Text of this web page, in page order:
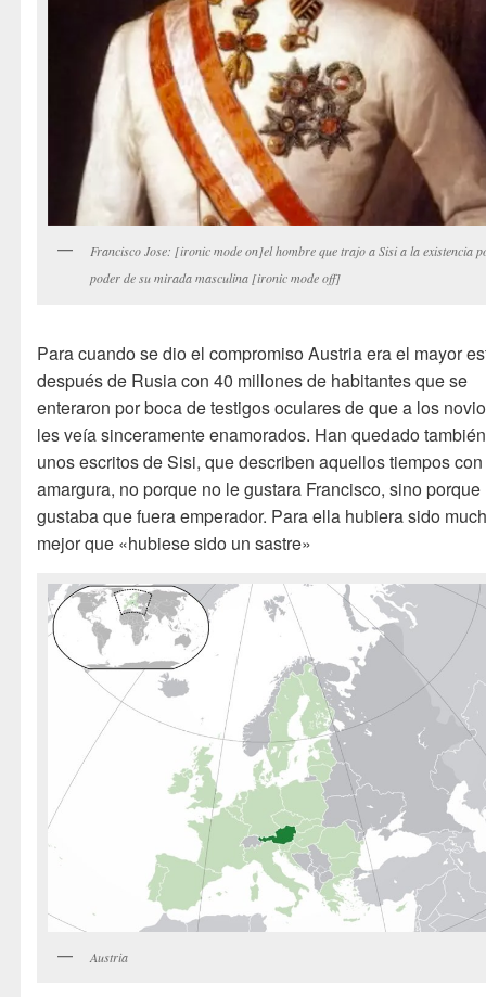
Francisco Jose: [ironic mode on]el hombre que trajo a Sisi a la existencia
poder de su mirada masculina [ironic mode off]
Para cuando se dio el compromiso Austria era el mayor
después de Rusia con 40 millones de habitantes que se
enteraron por boca de testigos oculares de que a los
les veía sinceramente enamorados. Han quedado también
unos escritos de Sisi, que describen aquellos tiempos con
amargura, no porque no le gustara Francisco, sino porque
gustaba que fuera emperador. Para ella hubiera sido
mejor que «hubiese sido un sastre»
Austria